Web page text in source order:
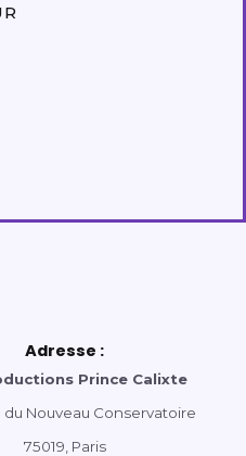
Adresse :
Prince Calixte
du Nouveau Conservatoire
75019, Paris